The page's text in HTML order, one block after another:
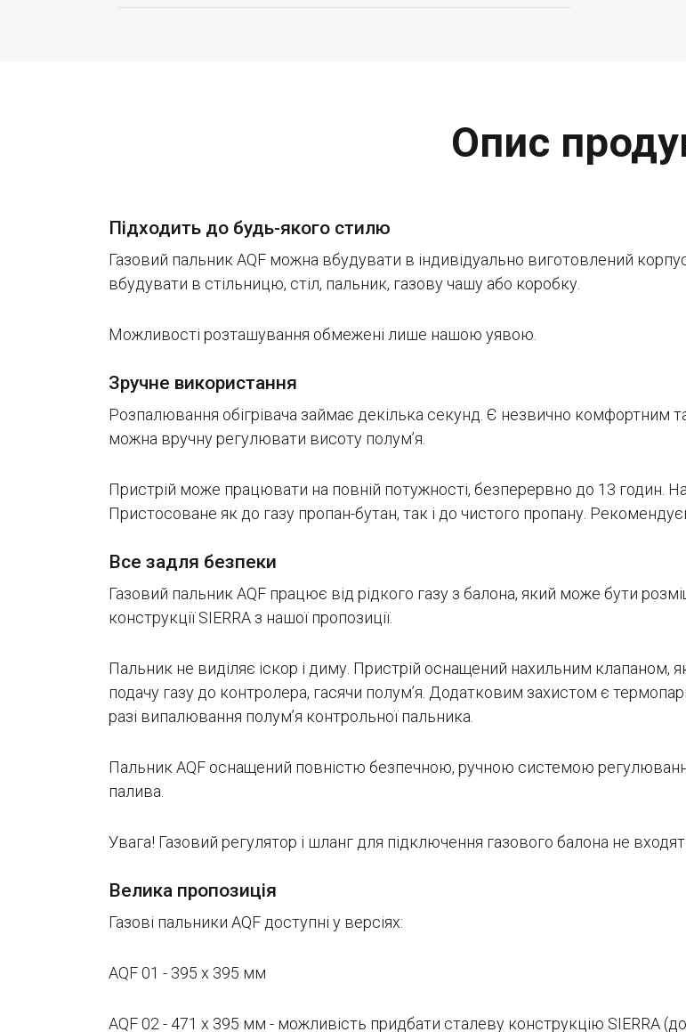
Опис
Підходить до будь-якого стилю
Газовий пальник AQF можна вбудувати в індивідуально виготовлений
вбудувати в стільницю, стіл, пальник, газову чашу або коробку.
Можливості розташування обмежені лише нашою уявою.
Зручне використання
Розпалювання обігрівача займає декілька секунд. Є незвично комфортним
можна вручну регулювати висоту полум’я.
Пристрій може працювати на повній потужності, безперервно до 13 годин.
Пристосоване як до газу пропан-бутан, так і до чистого пропану.
Все задля безпеки
Газовий пальник AQF працює від рідкого газу з балона, який може бути
конструкції SIERRA з нашої пропозиції.
Пальник не виділяє іскор і диму. Пристрій оснащений нахильним клапаном,
подачу газу до контролера, гасячи полум’я. Додатковим захистом є
разі випалювання полум’я контрольної пальника.
Пальник AQF оснащений повністю безпечною, ручною системою
палива.
Увага! Газовий регулятор і шланг для підключення газового балона не
Велика пропозиція
Газові пальники AQF доступні у версіях:
АQF 01 - 395 x 395 мм
АQF 02 - 471 x 395 мм - можливість придбати сталеву конструкцію SIERRA